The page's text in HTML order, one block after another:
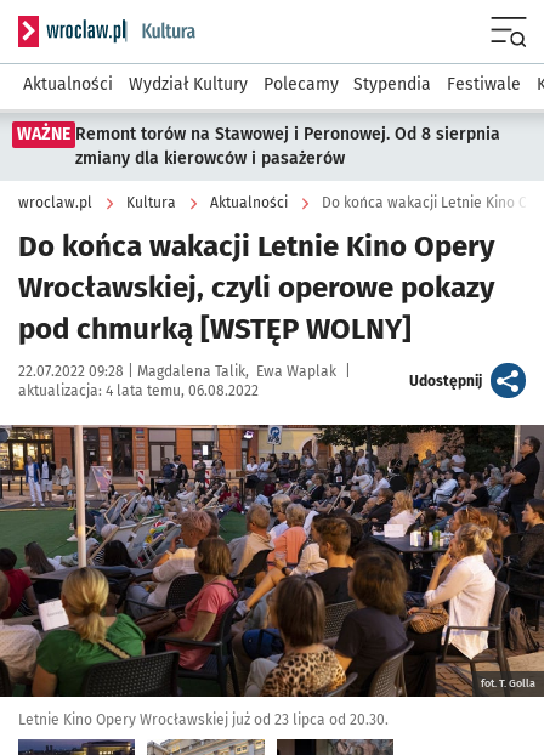
Serwis informacyjny wroclaw.pl podserwis: Kultura
Aktualności Wydział Kultury Polecamy Stypendia Festiwale
WAŻNE Remont torów na Stawowej i Peronowej. Od 8 sierpnia
zmiany dla kierowców i pasażerów
wroclaw.pl Kultura Aktualności
Do końca wakacji Letnie Kino Opery
Wrocławskiej, czyli operowe pokazy
pod chmurką [WSTĘP WOLNY]
Data publikacji:
22.07.2022 09:28 | Autor:
Magdalena Talik Ewa Waplak
aktualizacja: 4 lata temu, 06.08.2022
Udostępnijartykuł
Kliknij, aby zobaczyć galerię
fot. T. Golla
Letnie Kino Opery Wrocławskiej już od 23 lipca od 20.30.